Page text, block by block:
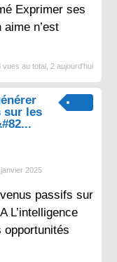
Exprimer ses
n’est
vues au total, 2 aujourd'hui
sur les
2025
passifs sur
L’intelligence